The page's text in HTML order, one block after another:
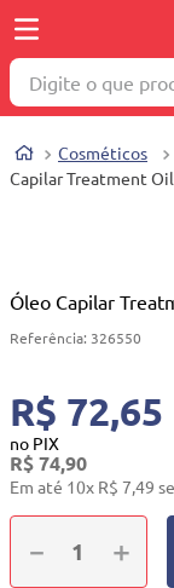
Digite o que
Cosméticos
Capilar Treatment
Óleo Capilar
Referência: 326550
R$ 72,65
no PIX
R$74,90
Em até 10x R$ 7,49
＋
－